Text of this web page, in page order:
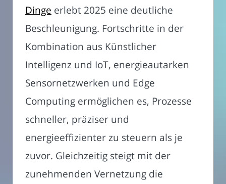
Dinge erlebt 2025 eine deutliche
Beschleunigung. Fortschritte in der
Kombination aus Künstlicher
Intelligenz und IoT, energieautarken
Sensornetzwerken und Edge
Computing ermöglichen es, Prozesse
schneller, präziser und
energieeffizienter zu steuern als je
zuvor. Gleichzeitig steigt mit der
zunehmenden Vernetzung die